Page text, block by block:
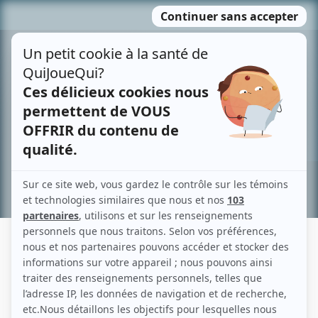
MENU
contenu
Recherche avancée »
EN RÉSIDENCE
Fiche détaillée Liste des épisodes